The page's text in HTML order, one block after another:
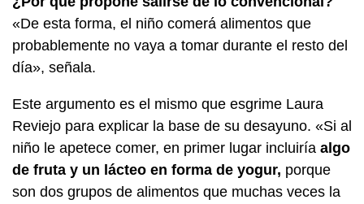
«De esta forma, el niño comerá alimentos que
probablemente no vaya a tomar durante el resto del
día», señala.
Este argumento es el mismo que esgrime Laura
Reviejo para explicar la base de su desayuno. «Si al
niño le apetece comer, en primer lugar incluiría algo
de fruta y un lácteo en forma de yogur, porque
son dos grupos de alimentos que muchas veces la